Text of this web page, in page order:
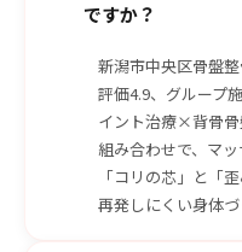
ですか？
新潟市中央区骨盤
評価4.9、グループ
イント治療×背骨骨
組み合わせで、マ
「コリの芯」と「
再発しにくい身体づ